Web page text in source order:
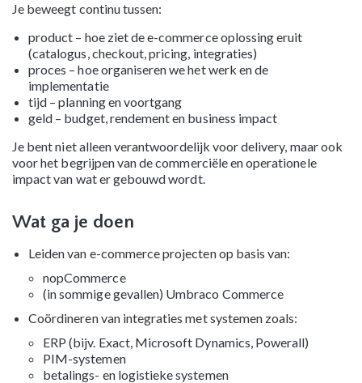
Je beweegt continu tussen:
product – hoe ziet de e-commerce oplossing eruit
(catalogus, checkout, pricing, integraties)
proces – hoe organiseren we het werk en de
implementatie
tijd – planning en voortgang
geld – budget, rendement en business impact
Je bent niet alleen verantwoordelijk voor delivery, maar ook
voor het begrijpen van de commerciële en operationele
impact van wat er gebouwd wordt.
Wat ga je doen
Leiden van e-commerce projecten op basis van:
nopCommerce
(in sommige gevallen) Umbraco Commerce
Coördineren van integraties met systemen zoals:
ERP (bijv. Exact, Microsoft Dynamics, Powerall)
PIM-systemen
betalings- en logistieke systemen